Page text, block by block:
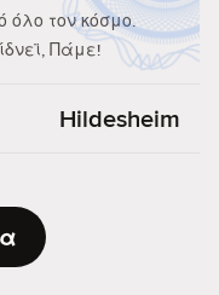
τον κόσμο.
Πάμε!
Hildesheim